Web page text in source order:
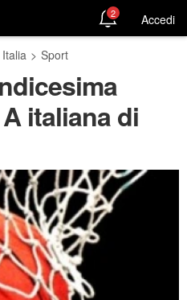
2 Accedi
> Sport
italiana di